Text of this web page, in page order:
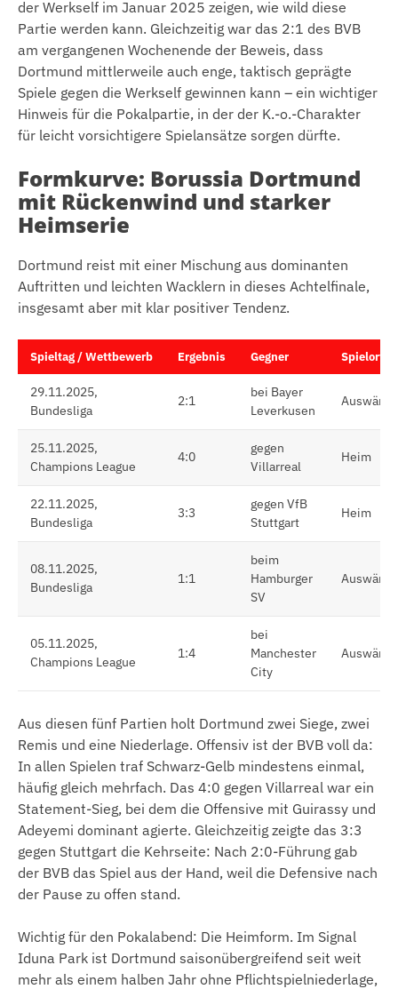
der Werkself im Januar 2025 zeigen, wie wild diese
Partie werden kann. Gleichzeitig war das 2:1 des BVB
am vergangenen Wochenende der Beweis, dass
Dortmund mittlerweile auch enge, taktisch geprägte
Spiele gegen die Werkself gewinnen kann – ein wichtiger
Hinweis für die Pokalpartie, in der der K.-o.-Charakter
für leicht vorsichtigere Spielansätze sorgen dürfte.
Formkurve: Borussia Dortmund
mit Rückenwind und starker
Heimserie
Dortmund reist mit einer Mischung aus dominanten
Auftritten und leichten Wacklern in dieses Achtelfinale,
insgesamt aber mit klar positiver Tendenz.
Spieltag / Wettbewerb Ergebnis Gegner Spielort
29.11.2025,
Bundesliga
2:1
bei Bayer
Leverkusen
Auswärts
25.11.2025,
Champions League
4:0
gegen
Villarreal
Heim
22.11.2025,
Bundesliga
3:3
gegen VfB
Stuttgart
Heim
08.11.2025,
Bundesliga
1:1
beim
Hamburger
SV
Auswärts
05.11.2025,
Champions League
1:4
bei
Manchester
City
Auswärts
Aus diesen fünf Partien holt Dortmund zwei Siege, zwei
Remis und eine Niederlage. Offensiv ist der BVB voll da:
In allen Spielen traf Schwarz-Gelb mindestens einmal,
häufig gleich mehrfach. Das 4:0 gegen Villarreal war ein
Statement-Sieg, bei dem die Offensive mit Guirassy und
Adeyemi dominant agierte. Gleichzeitig zeigte das 3:3
gegen Stuttgart die Kehrseite: Nach 2:0-Führung gab
der BVB das Spiel aus der Hand, weil die Defensive nach
der Pause zu offen stand.
Wichtig für den Pokalabend: Die Heimform. Im Signal
Iduna Park ist Dortmund saisonübergreifend seit weit
mehr als einem halben Jahr ohne Pflichtspielniederlage,